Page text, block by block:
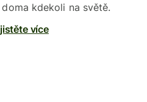
kdekoli na světě.
více